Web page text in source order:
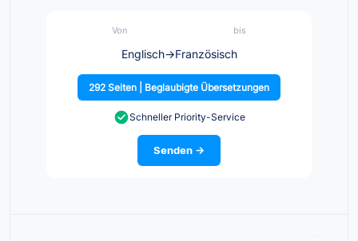
Von bis
Englisch→Französisch
292 Seiten | Beglaubigte Übersetzungen
Schneller Priority-Service
Senden →